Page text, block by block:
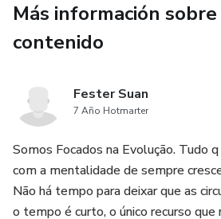
Más información
contenido
Fester Suan
7 Año Hotmarter
Somos Focados na Evolução. Tudo
com a mentalidade de sempre
Não há tempo para deixar que as
o tempo é curto, o único recurso que